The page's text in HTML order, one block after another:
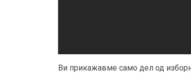
Ви прикажавме само дел од